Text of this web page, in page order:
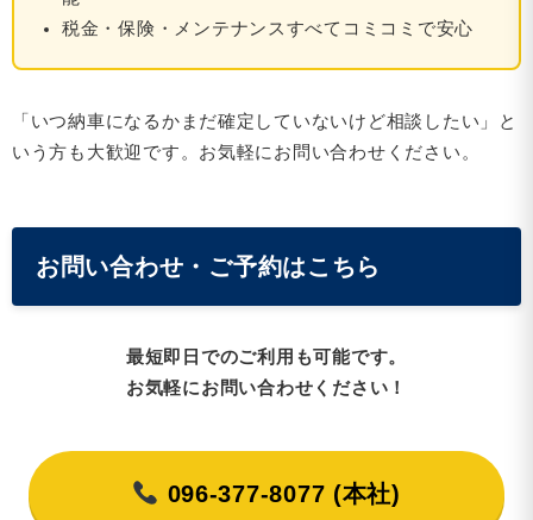
税金・保険・メンテナンスすべてコミコミで安心
「いつ納車になるかまだ確定していないけど相談したい」と
いう方も大歓迎です。お気軽にお問い合わせください。
お問い合わせ・ご予約はこちら
最短即日でのご利用も可能です。
お気軽にお問い合わせください！
096-377-8077 (本社)